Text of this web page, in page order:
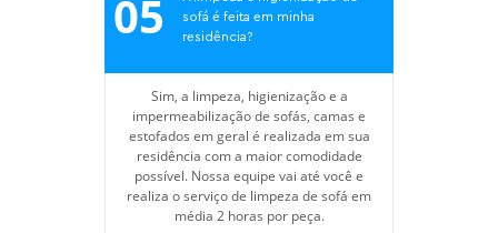
05
sofá é feita em minha
residência?
Sim, a limpeza, higienização e a
impermeabilização de sofás, camas e
estofados em geral é realizada em sua
residência com a maior comodidade
possível. Nossa equipe vai até você e
realiza o serviço de limpeza de sofá em
média 2 horas por peça.